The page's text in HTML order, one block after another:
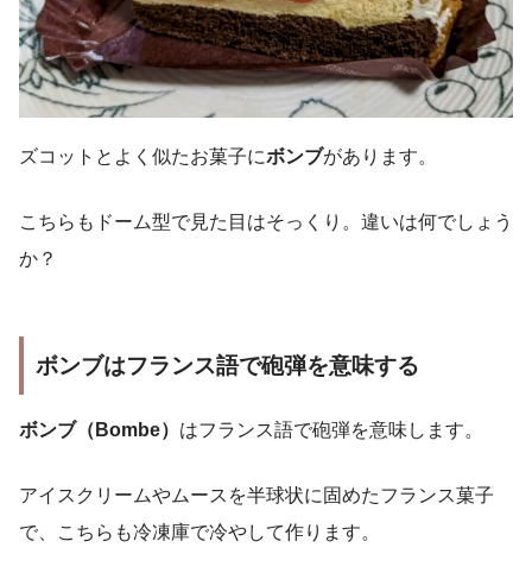
ズコットとよく似たお菓子にボンブがあります。
こちらもドーム型で見た目はそっくり。違いは何でしょう
か？
ボンブはフランス語で砲弾を意味する
ボンブ（Bombe） はフランス語で砲弾を意味します。
アイスクリームやムースを半球状に固めたフランス菓子
で、こちらも冷凍庫で冷やして作ります。